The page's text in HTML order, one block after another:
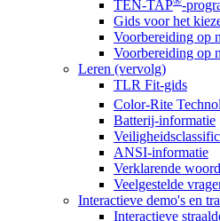
TEN-TAP -
Gids voor het
Voorbereiding op
Voorbereiding op
Leren (vervolg)
TLR Fit-gids
Color-Rite
Batterij-informatie
ANSI-informatie
Verklarende
Veelgestelde
Interactieve demo's en
Interactieve